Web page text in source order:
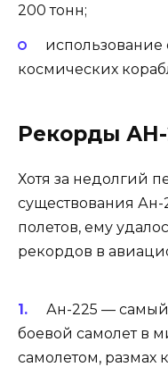
200 тонн;
использование
космических
Рекорды
Хотя за недолгий
существования
полетов, ему
рекордов в
Ан-225 —
боевой самолет в
самолетом, размах